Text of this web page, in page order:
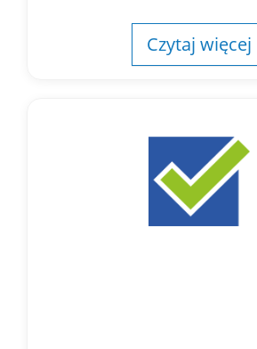
Czytaj więcej